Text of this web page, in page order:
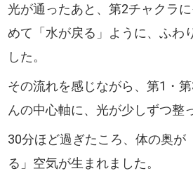
光が通ったあと、第2チャクラ
めて「水が戻る」ように、ふわ
した。
その流れを感じながら、第1・
んの中心軸に、光が少しずつ整
30分ほど過ぎたころ、体の奥が
る」空気が生まれました。